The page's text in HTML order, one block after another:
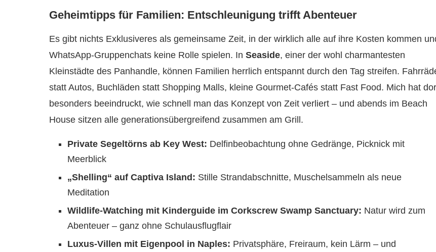
Geheimtipps für Familien: Entschleunigung trifft Abenteuer
Es gibt nichts Exklusiveres als gemeinsame Zeit, in der wirklich alle auf ihre Kosten kommen
WhatsApp-Gruppenchats keine Rolle spielen. In Seaside, einer der wohl charmantesten
Kleinstädte des Panhandle, können Familien herrlich entspannt durch den Tag streifen.
statt Autos, Buchläden statt Shopping Malls, kleine Gourmet-Cafés statt Fast Food. Mich hat
besonders beeindruckt, wie schnell man das Konzept von Zeit verliert – und abends im Beach
House sitzen alle generationsübergreifend zusammen am Grill.
Private Segeltörns ab Key West: Delfinbeobachtung ohne Gedränge, Picknick mit
Meerblick
„Shelling“ auf Captiva Island: Stille Strandabschnitte, Muschelsammeln als neue
Meditation
Wildlife-Watching mit Kinderguide im Corkscrew Swamp Sanctuary: Natur wird zum
Abenteuer – ganz ohne Schulausflugflair
Luxus-Villen mit Eigenpool in Naples: Privatsphäre, Freiraum, kein Lärm – und